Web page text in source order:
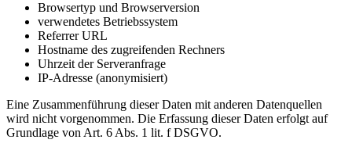
Browsertyp und Browserversion
verwendetes Betriebssystem
Referrer URL
Hostname des zugreifenden Rechners
Uhrzeit der Serveranfrage
IP-Adresse (anonymisiert)
Eine Zusammenführung dieser Daten mit anderen Datenquellen
wird nicht vorgenommen. Die Erfassung dieser Daten erfolgt auf
Grundlage von Art. 6 Abs. 1 lit. f DSGVO.